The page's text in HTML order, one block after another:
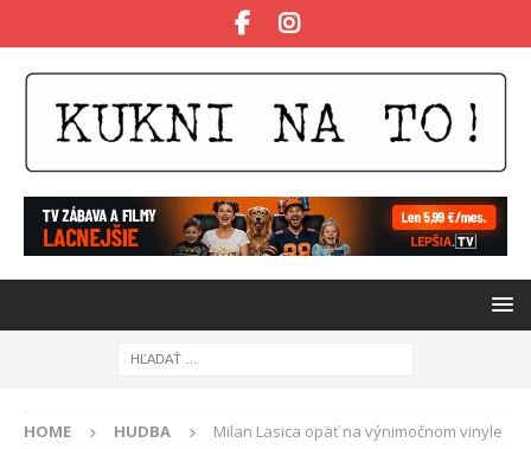
HOME HUDBA Milan Lasica opäť na výnimočnom vinyle